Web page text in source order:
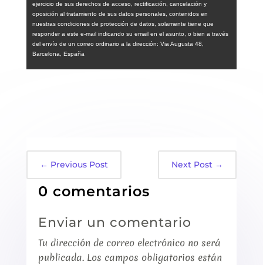
ejercicio de sus derechos de acceso, rectificación, cancelación y
oposición al tratamiento de sus datos personales, contenidos en
nuestras condiciones de protección de datos, solamente tiene que
responder a este e-mail indicando su email en el asunto, o bien a través
del envío de un correo ordinario a la dirección: Via Augusta 48,
Barcelona, España
← Previous Post Next Post →
0 comentarios
Enviar un comentario
Tu dirección de correo electrónico no será
publicada. Los campos obligatorios están